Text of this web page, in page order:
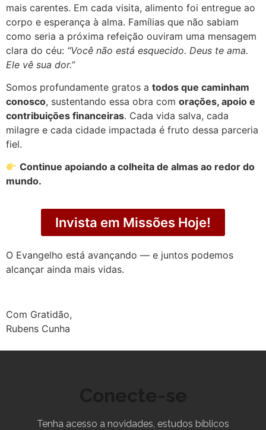
mais carentes. Em cada visita, alimento foi entregue ao
corpo e esperança à alma. Famílias que não sabiam
como seria a próxima refeição ouviram uma mensagem
clara do céu: “Você não está esquecido. Deus te ama.
Ele vê sua dor.”
Somos profundamente gratos a todos que caminham
conosco, sustentando essa obra com orações, apoio e
contribuições financeiras. Cada vida salva, cada
milagre e cada cidade impactada é fruto dessa parceria
fiel.
Continue apoiando a colheita de almas ao redor do
mundo.
Invista em Missões Hoje!
O Evangelho está avançando — e juntos podemos
alcançar ainda mais vidas.
Com Gratidão,
Rubens Cunha
Tenha acesso a novidades, estudos bíblicos